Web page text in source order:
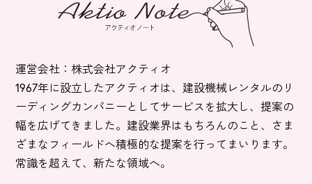
運営会社：株式会社アクティオ
1967年に設立したアクティオは、建設機械レンタルのリ
ーディングカンパニーとしてサービスを拡大し、提案の
幅を広げてきました。建設業界はもちろんのこと、さま
ざまなフィールドへ積極的な提案を行ってまいります。
常識を超えて、新たな領域へ。